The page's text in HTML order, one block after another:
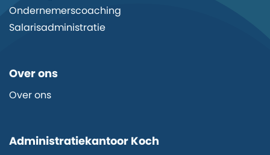
Ondernemerscoaching
Salarisadministratie
Over ons
Over ons
Administratiekantoor Koch